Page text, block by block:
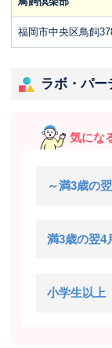
福岡市中央区鳥飼
ラボ・パー
気にな
～満3歳の
満3歳の翌4
小学生以上